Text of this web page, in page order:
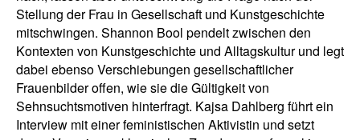
Stellung der Frau in Gesellschaft und Kunstgeschichte
mitschwingen. Shannon Bool pendelt zwischen den
Kontexten von Kunstgeschichte und Alltagskultur und legt
dabei ebenso Verschiebungen gesellschaftlicher
Frauenbilder offen, wie sie die Gültigkeit von
Sehnsuchtsmotiven hinterfragt. Kajsa Dahlberg führt ein
Interview mit einer feministischen Aktivistin und setzt